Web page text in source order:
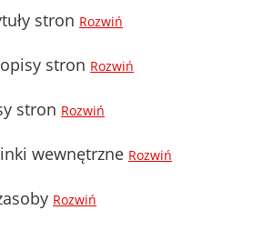
stron Rozwiń
stron Rozwiń
stron Rozwiń
wewnętrzne Rozwiń
Rozwiń